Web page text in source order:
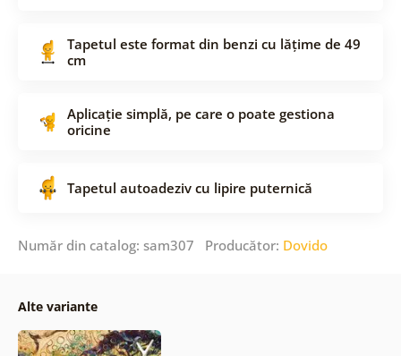
Tapetul este format din benzi cu lățime de 49
cm
Aplicație simplă, pe care o poate gestiona
oricine
Tapetul autoadeziv cu lipire puternică
Număr din catalog: sam307 Producător: Dovido
Alte variante